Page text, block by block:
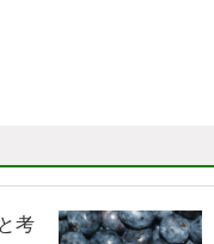
考